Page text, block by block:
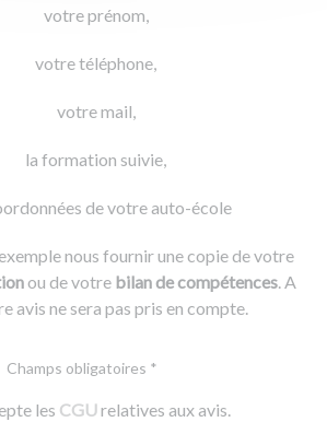
votre prénom,
votre téléphone,
votre mail,
la formation suivie,
de votre auto-école
nous fournir une copie de votre
ou de votre bilan de compétences. A
avis ne sera pas pris en compte.
Champs obligatoires *
les CGUrelatives aux avis.